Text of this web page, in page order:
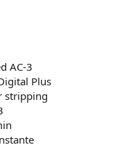
AC-3
Plus
stripping